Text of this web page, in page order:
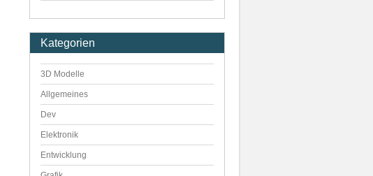
Kategorien
3D Modelle
Allgemeines
Dev
Elektronik
Entwicklung